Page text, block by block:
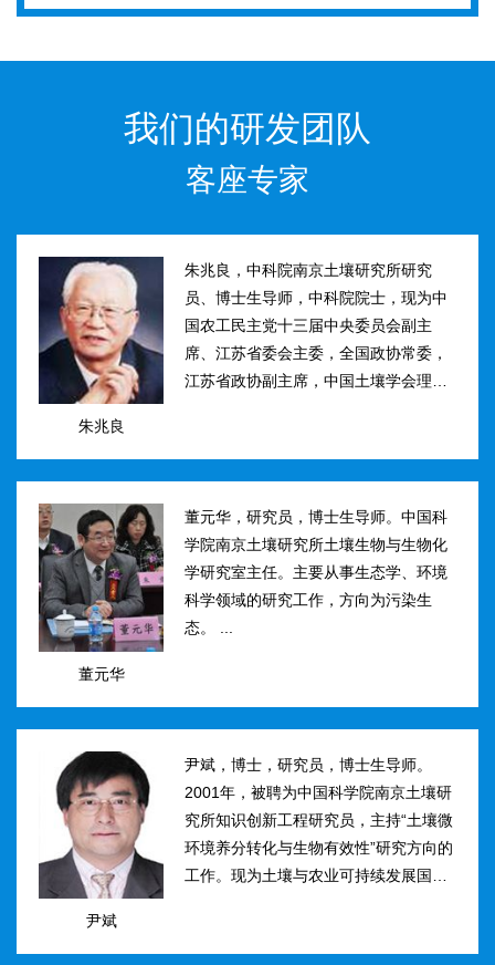
我们的研发团队
客座专家
朱兆良
朱兆良，中科院南京土壤研究所研究
员、博士生导师，中科院院士，现为中
国农工民主党十三届中央委员会副主
席、江苏省委会主委，全国政协常委，
江苏省政协副主席，中国土壤学会理事
国家、中科院、江苏省科技进步奖和自
董元华
董元华，研究员，博士生导师。中国科
学院南京土壤研究所土壤生物与生物化
学研究室主任。主要从事生态学、环境
科学领域的研究工作，方向为污染生
态。 ...
尹斌
尹斌，博士，研究员，博士生导师。
2001年，被聘为中国科学院南京土壤研
究所知识创新工程研究员，主持“土壤微
环境养分转化与生物有效性”研究方向的
工作。现为土壤与农业可持续发展国家
影...